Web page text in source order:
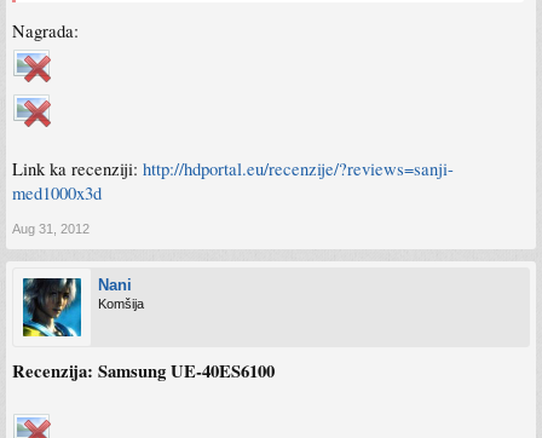
Radi se o Full 3D playeru koji je HDMI 1.4 kompatibilan (u paketu je priložen čak i
HDMI 1.4 kabel), ARC mogućnosti kao i 3D BD ISO podrška je omogućena
naravno. Novi Mede8er, MED1000X3D podržava i HD Audio, budemo precizni i
reći da podržava najbolje od najboljeg, 7.1 DTS Master i 7.1 Dolby TrueHD
prenos zvuka na AV receivere. Za prenos podataka tu je i novi USB 3.0 standard i
Gigabitni mrežni ulaz koji je puno bolje implementiran od Sigma baziranih
neobičnim imenom XBay te su podržani diskovi do 3TB. Daljinski upravljač dolazi
uz pozadinsko osvjetljenje te što je još bolje, tipku koja se može programirati za
makro naredbe! Drugim riječima, zamislite danas najnovije i najbolje dostupne
tehnologije Med1000X3D ih posjeduje! Kako se Mede8er 3 pokazao na testu?
Ostanite uz nas i saznajte na sljedećim stranicama.
Nagrada:
Link ka recenziji: http://hdportal.eu/recenzije/?reviews=sanji-
med1000x3d
Aug 31, 2012
Nani
Komšija
Recenzija: Samsung UE-40ES6100